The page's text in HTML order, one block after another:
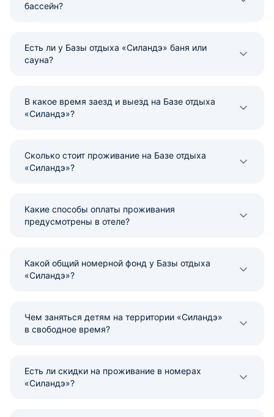
бассейн?
Есть ли у Базы отдыха «Силандэ» баня или
сауна?
В какое время заезд и выезд на Базе отдыха
«Силандэ»?
Сколько стоит проживание на Базе отдыха
«Силандэ»?
Какие способы оплаты проживания
предусмотрены в отеле?
Какой общий номерной фонд у Базы отдыха
«Силандэ»?
Чем заняться детям на территории «Силандэ»
в свободное время?
Есть ли скидки на проживание в номерах
«Силандэ»?